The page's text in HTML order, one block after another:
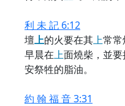
利 未 記 6:12
壇上的火要在其上常常
早晨在上面燒柴，並
安祭牲的脂油。
約 翰 福 音 3:31